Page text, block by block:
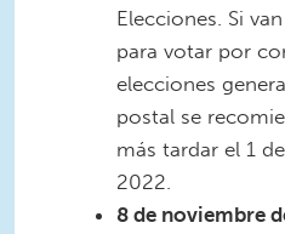
Elecciones. Si
para votar por
elecciones
postal se
más tardar el 1
2022.
8 de noviembre